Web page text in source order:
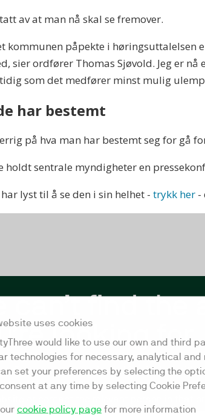
av at man nå skal se fremover.
kommunen påpekte i
sier ordfører Thomas Sjøvold. Jeg er
som det medfører minst mulig
har bestemt
på hva man har bestemt seg for gå
holdt sentrale myndigheter en
lyst til å se den i sin helhet -trykk her -